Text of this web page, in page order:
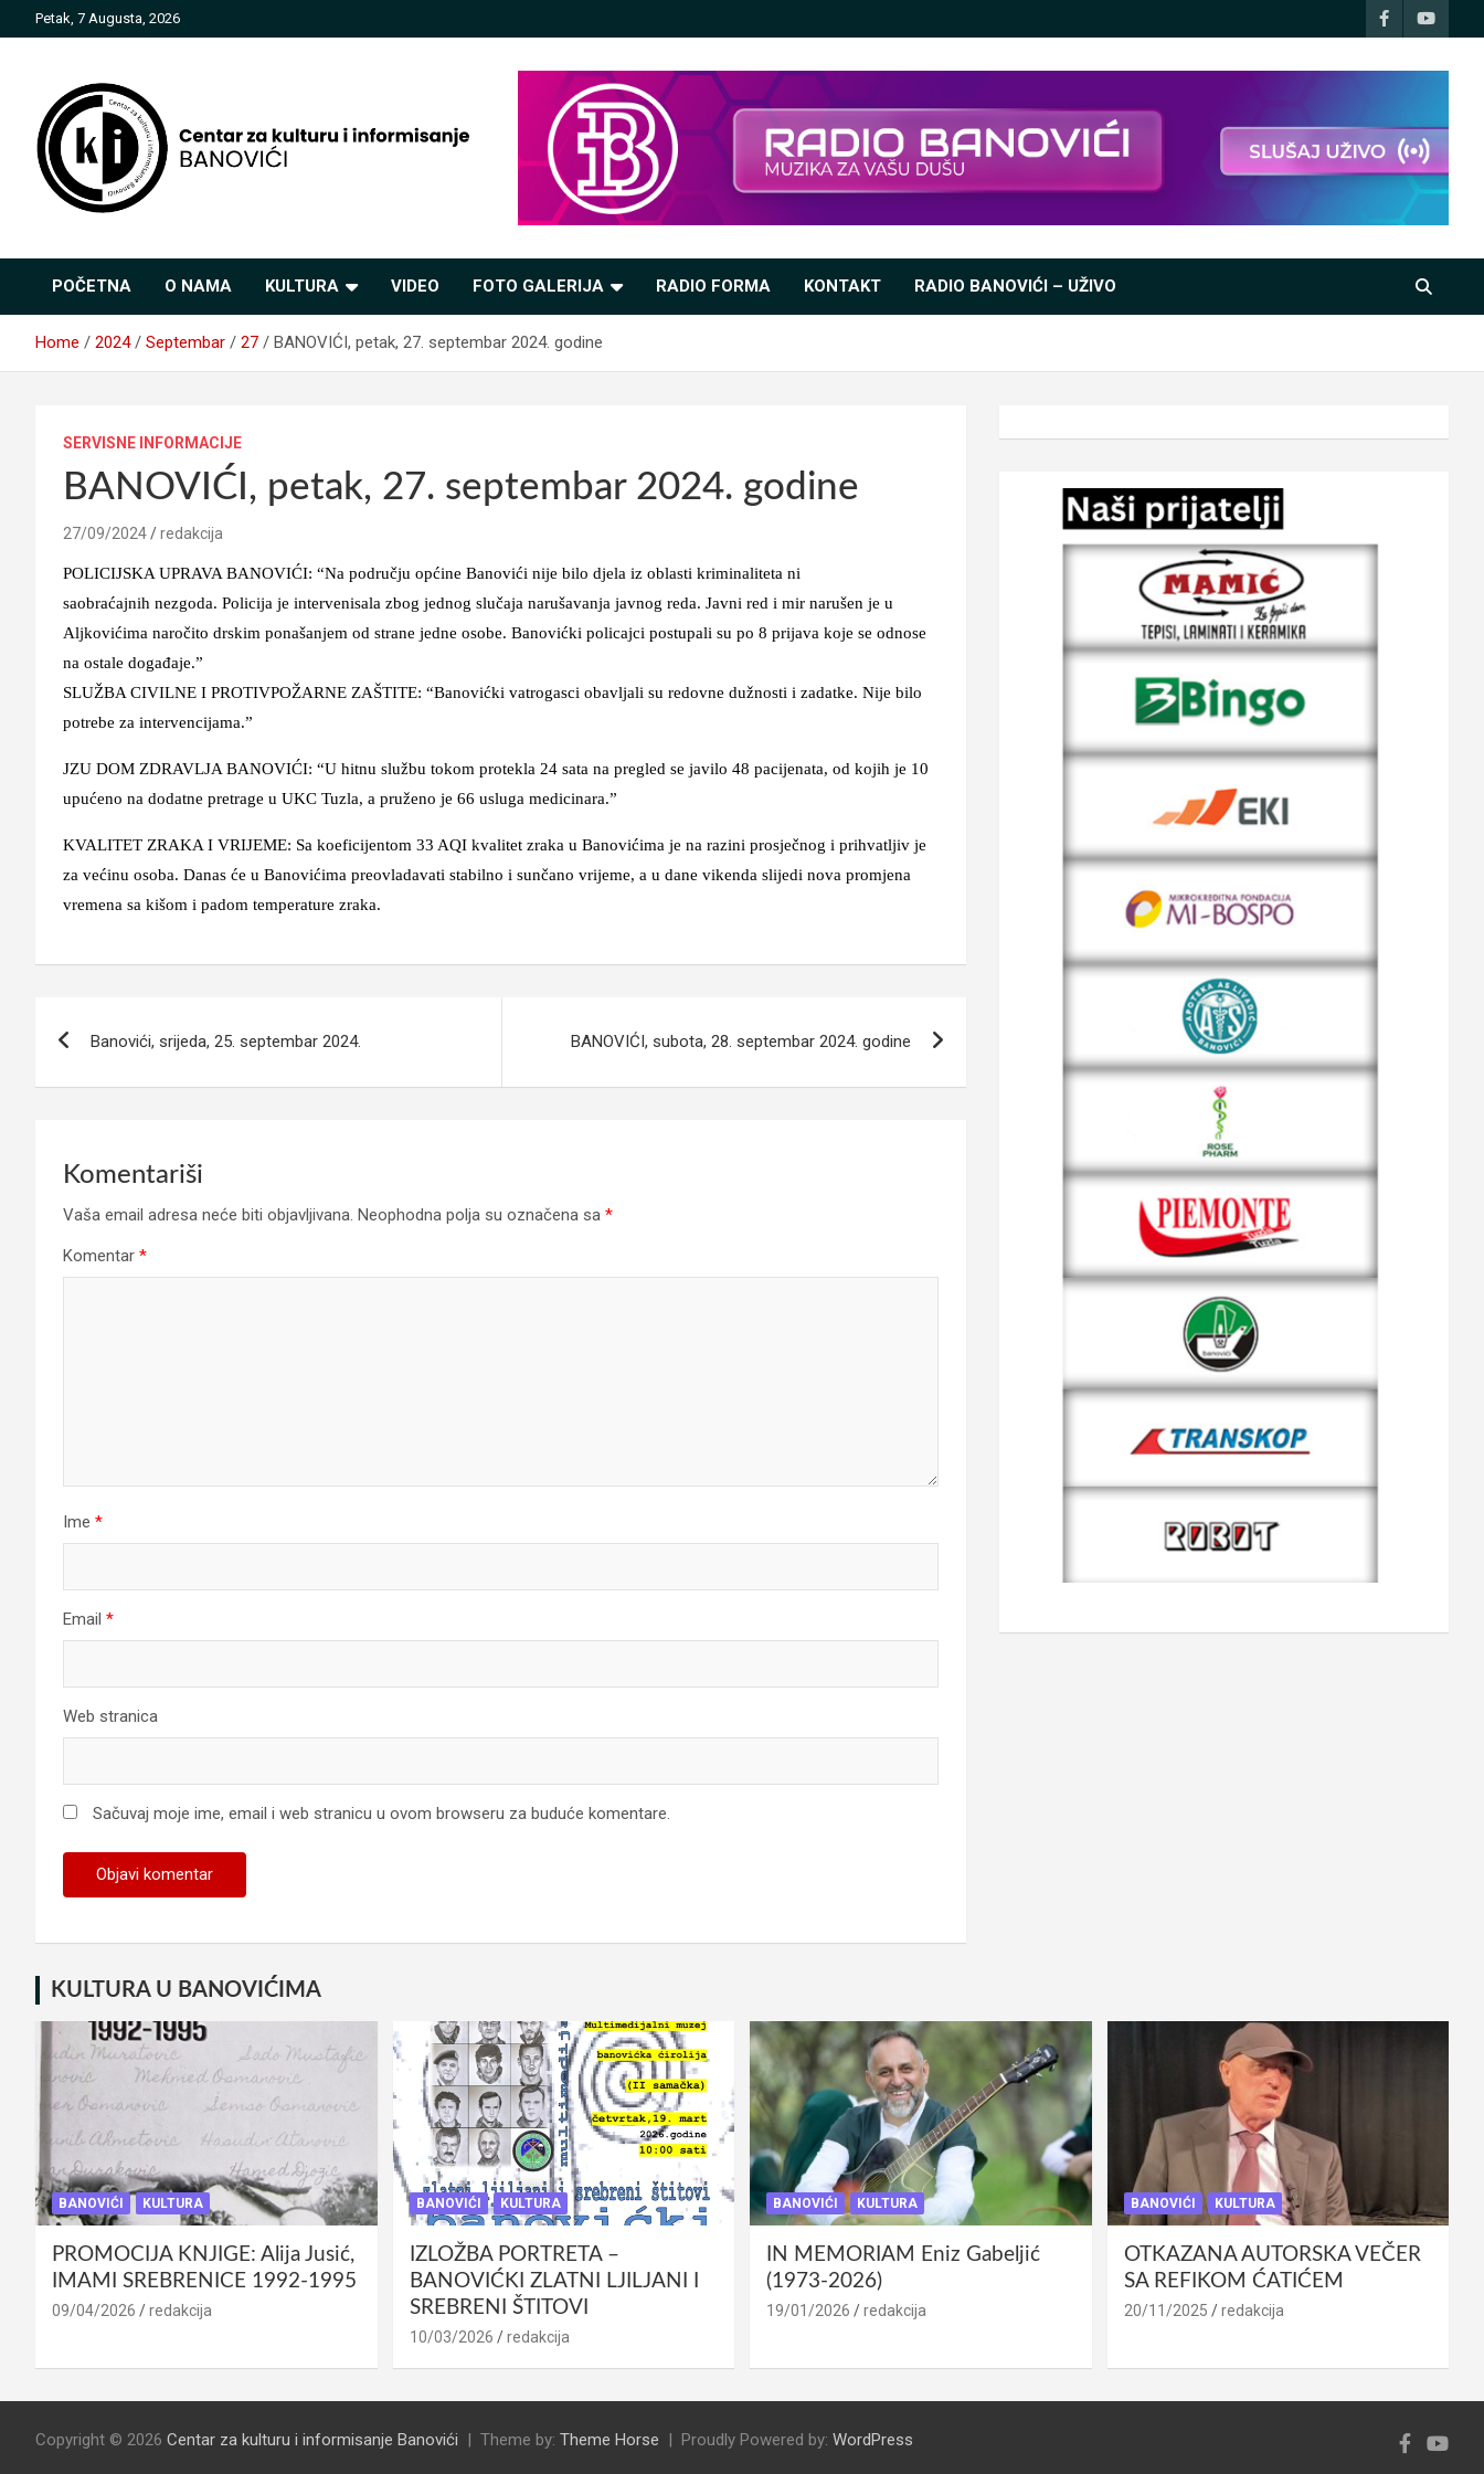
to
Petak, 7 Augusta, 2026
informisanje Banovići
POČETNA O NAMA KULTURA VIDEO FOTO GALERIJA RADIO FORMA KONTAKT RADIO BANOVIĆI – UŽIVO
Home 2024 Septembar 27 BANOVIĆI, petak, 27. septembar 2024. godine
SERVISNE INFORMACIJE
BANOVIĆI, petak, 27. septembar 2024. godine
27/09/2024 redakcija
POLICIJSKA UPRAVA BANOVIĆI: “Na području općine Banovići nije bilo djela iz oblasti kriminaliteta ni
saobraćajnih nezgoda. Policija je intervenisala zbog jednog slučaja narušavanja javnog reda. Javni red i mir narušen je u
Aljkovićima naročito drskim ponašanjem od strane jedne osobe. Banovićki policajci postupali su po 8 prijava koje se odnose
na ostale događaje.”
SLUŽBA CIVILNE I PROTIVPOŽARNE ZAŠTITE: “Banovićki vatrogasci obavljali su redovne dužnosti i zadatke. Nije bilo
potrebe za intervencijama.”
JZU DOM ZDRAVLJA BANOVIĆI: “U hitnu službu tokom protekla 24 sata na pregled se javilo 48 pacijenata, od kojih je 10
upućeno na dodatne pretrage u UKC Tuzla, a pruženo je 66 usluga medicinara.”
KVALITET ZRAKA I VRIJEME: Sa koeficijentom 33 AQI kvalitet zraka u Banovićima je na razini prosječnog i prihvatljiv je
za većinu osoba. Danas će u Banovićima preovladavati stabilno i sunčano vrijeme, a u dane vikenda slijedi nova promjena
vremena sa kišom i padom temperature zraka.
Banovići, srijeda, 25. septembar 2024. BANOVIĆI, subota, 28. septembar 2024. godine
Komentariši
Vaša email adresa neće biti objavljivana. Neophodna polja su označena sa *
Komentar *
Ime *
Email *
Web stranica
Sačuvaj moje ime, email i web stranicu u ovom browseru za buduće komentare.
KULTURA U BANOVIĆIMA
BANOVIĆI KULTURA
PROMOCIJA KNJIGE: Alija Jusić,
IMAMI SREBRENICE 1992-1995
09/04/2026 redakcija
BANOVIĆI KULTURA
IZLOŽBA PORTRETA –
BANOVIĆKI ZLATNI LJILJANI I
SREBRENI ŠTITOVI
10/03/2026 redakcija
BANOVIĆI KULTURA
IN MEMORIAM Eniz Gabeljić
(1973-2026)
19/01/2026 redakcija
BANOVIĆI KULTURA
OTKAZANA AUTORSKA VEČER
SA REFIKOM ĆATIĆEM
20/11/2025 redakcija
Copyright © 2026 Centar za kulturu i informisanje Banovići Theme by: Theme Horse Proudly Powered by: WordPress